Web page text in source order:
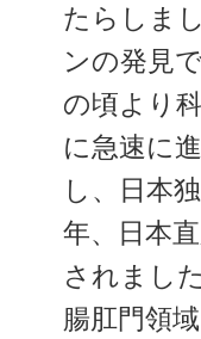
たらしま
ンの発見
の頃より
に急速に
し、日本
年、日本
されまし
腸肛門領